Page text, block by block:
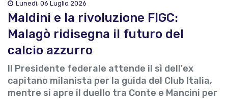
Lunedì, 06 Luglio 2026
Maldini e la rivoluzione FIGC:
Malagò ridisegna il futuro del
calcio azzurro
Il Presidente federale attende il sì dell'ex
capitano milanista per la guida del Club Italia,
mentre si apre il duello tra Conte e Mancini per